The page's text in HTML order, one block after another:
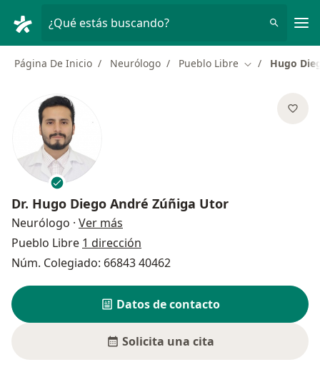
¿Qué estás buscando?
Página De Inicio Neurólogo Pueblo Libre Cambiar de
Hugo
Dr. Hugo Diego André Zúñiga Utor
Neurólogo · Ver más
Pueblo Libre 1 dirección
Núm. Colegiado: 66843 40462
Datos de contacto
Solicita una cita